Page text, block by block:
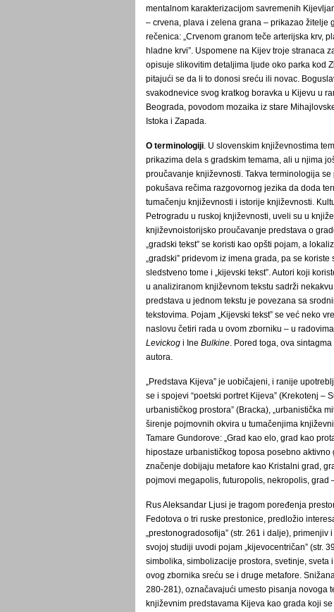
mentalnom karakterizacijom savremenih
– crvena, plava i zelena grana – prikazao
rečenica: „Crvenom granom teče arterijska krv,
hladne krvi”. Uspomene na Kijev troje stranaca
opisuje slikovitim detaljima ljude oko parka kod
pitajući se da li to donosi sreću ili novac.
svakodnevice svog kratkog boravka u Kijevu u
Beograda, povodom mozaika iz stare
Istoka i Zapada.
O terminologiji. U slovenskim književnostima
prikazima dela s gradskim temama, ali u njima
proučavanje književnosti. Takva terminologija
pokušava rečima razgovornog jezika da doda
tumačenju književnosti i istorije književnosti.
Petrogradu u ruskoj književnosti, uveli su u
književnoistorijsko proučavanje predstava o
„gradski tekst” se koristi kao opšti pojam, a
„gradski” pridevom iz imena grada, pa se koriste
sledstveno tome i „kijevski tekst”. Autori koji
u analiziranom književnom tekstu sadrži
predstava u jednom tekstu je povezana sa
tekstovima. Pojam „Kijevski tekst” se već neko
naslovu četiri rada u ovom zborniku – u
Levickog i Ine Bulkine. Pored toga, ova
autora.
„Predstava Kijeva” je uobičajeni, i ranije
se i spojevi “poetski portret Kijeva” (Krekotenj –
urbanističkog prostora” (Bracka), „urbanistička
širenje pojmovnih okvira u tumačenjima
Tamare Gundorove: „Grad kao elo, grad kao
hipostaze urbanističkog toposa posebno
značenje dobijaju metafore kao Kristalni grad,
pojmovi megapolis, futuropolis, nekropolis, grad
Rus Aleksandar Ljusi je tragom poređenja
Fedotova o tri ruske prestonice, predložio
„prestonogradosofija” (str. 261 i dalje),
svojoj studiji uvodi pojam „kijevocentričan” (str.
simbolika, simbolizacije prostora, svetinje,
ovog zbornika sreću se i druge metafore.
280-281), označavajući umesto pisanja novoga
književnim predstavama Kijeva kao grada koji